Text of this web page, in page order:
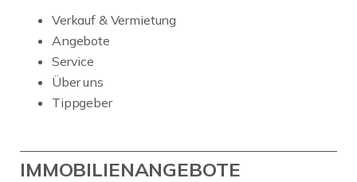
Verkauf & Vermietung
Angebote
Service
Über uns
Tippgeber
IMMOBILIENANGEBOTE